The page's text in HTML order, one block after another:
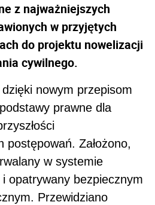
z najważniejszych
w przyjętych
do projektu nowelizacji
cywilnego.
nowym przepisom
prawne dla
postępowań. Założono,
w systemie
opatrywany bezpiecznym
Przewidziano